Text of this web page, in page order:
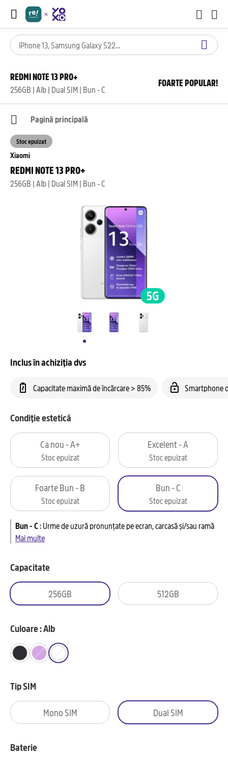
REDMI NOTE 13 PRO+
256GB | Alb | Dual SIM | Bun - C
FOARTE POPULAR!
Pagină principală
Xiaomi
REDMI NOTE 13 PRO+
256GB | Alb | Dual SIM | Bun - C
Stoc epuizat
Inclus în achiziția dvs
Capacitate maximă de încărcare > 85% Smartphone
Condiție estetică
Ca nou - A+
Stoc epuizat
Excelent - A
Stoc epuizat
Foarte Bun - B
Stoc epuizat
Bun - C
Stoc epuizat
Bun - C:Urme de uzură pronunțate pe ecran, carcasă și/sau ramă
Mai multe
Capacitate
256GB 512GB
Culoare : Alb
Tip SIM
Mono SIM Dual SIM
Baterie